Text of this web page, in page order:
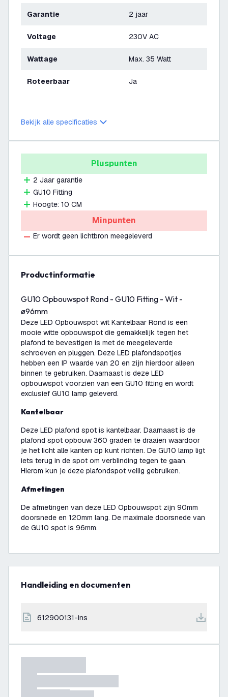
Garantie 2 jaar
Voltage 230V AC
Wattage Max. 35 Watt
Roteerbaar Ja
Bekijk alle specificaties
Pluspunten
2 Jaar garantie
GU10 Fitting
Hoogte: 10 CM
Minpunten
Er wordt geen lichtbron meegeleverd
productinformatie
GU10 Opbouwspot Rond - GU10 Fitting - Wit -
ø96mm
Deze LED Opbouwspot wit Kantelbaar Rond is een
mooie witte opbouwspot die gemakkelijk tegen het
plafond te bevestigen is met de meegeleverde
schroeven en pluggen. Deze LED plafondspotjes
hebben een IP waarde van 20 en zijn hierdoor alleen
binnen te gebruiken. Daarnaast is deze LED
opbouwspot voorzien van een GU10 fitting en wordt
exclusief GU10 lamp geleverd.
Kantelbaar
Deze LED plafond spot is kantelbaar. Daarnaast is de
plafond spot opbouw 360 graden te draaien waardoor
je het licht alle kanten op kunt richten. De GU10 lamp ligt
iets terug in de spot om verblinding tegen te gaan.
Hierom kun je deze plafondspot veilig gebruiken.
Afmetingen
De afmetingen van deze LED Opbouwspot zijn 90mm
doorsnede en 120mm lang. De maximale doorsnede van
de GU10 spot is 96mm.
Handleiding en documenten
612900131-ins